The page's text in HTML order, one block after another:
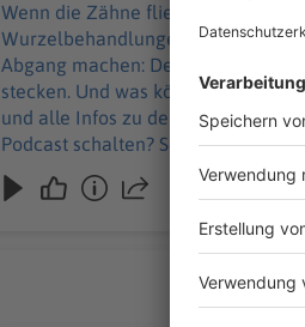
Wenn die Zähne fliegen, ist er zur
Wurzelbehandlungen und
Abgang machen: Denn eine Axt
stecken. Und was können wir von Hooligans
und alle Infos zu den Werbepartnern und
Podcast schalten? Schickt gerne
Chronisch
Eine